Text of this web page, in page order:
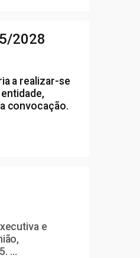
2028
a realizar-se
convocação.
e
...